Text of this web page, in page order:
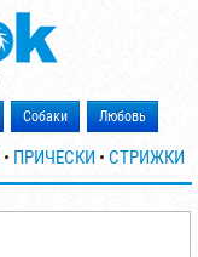
Собаки Любовь
• ПРИЧЕСКИ • СТРИЖКИ